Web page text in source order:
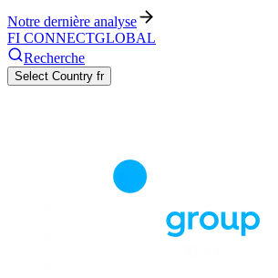
Notre dernière analyse
FI CONNECTGLOBAL
Recherche
Select Country fr